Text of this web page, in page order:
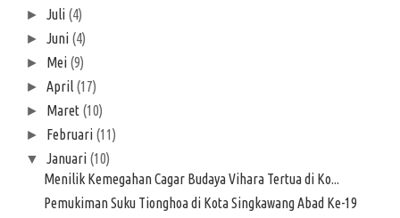
►Juli (4)
►Juni (4)
► Mei (9)
►April (17)
► Maret (10)
► Februari (11)
▼Januari (10)
Menilik Kemegahan Cagar Budaya Vihara Tertua di Ko...
Pemukiman Suku Tionghoa di Kota Singkawang Abad Ke-19